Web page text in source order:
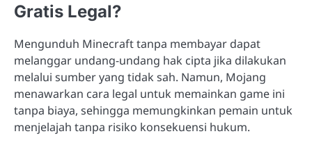
Gratis Legal?
Mengunduh Minecraft tanpa membayar dapat
melanggar undang-undang hak cipta jika dilakukan
melalui sumber yang tidak sah. Namun, Mojang
menawarkan cara legal untuk memainkan game ini
tanpa biaya, sehingga memungkinkan pemain untuk
menjelajah tanpa risiko konsekuensi hukum.